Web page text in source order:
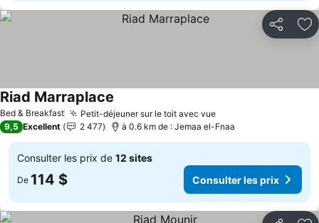
Partager
Bed & Breakfast Petit-déjeuner sur le toit avec vue
Riad Marraplace
9,5 Excellent 2 477 à 0.6 km de : Jemaa el-Fnaa
Consulter les prix de 12 sites
De 114 $ Consulter les prix